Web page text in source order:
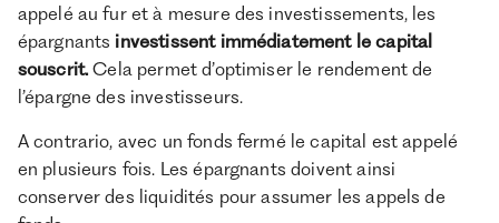
appelé au fur et à mesure des investissements, les
épargnants investissent immédiatement le capital
souscrit.Cela permet d’optimiser le rendement de
l’épargne des investisseurs.
A contrario, avec un fonds fermé le capital est appelé
en plusieurs fois. Les épargnants doivent ainsi
conserver des liquidités pour assumer les appels de